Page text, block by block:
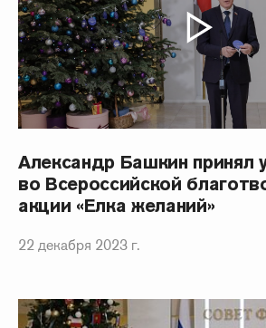
Александр Башкин принял
во Всероссийской
акции «Елка желаний»
22 декабря 2023 г.